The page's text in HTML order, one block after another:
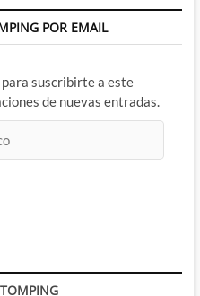
POR EMAIL
suscribirte a este
de nuevas entradas.